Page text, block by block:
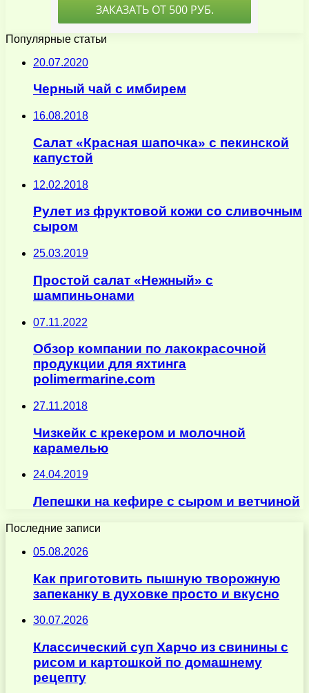
Популярные статьи
20.07.2020
Черный чай с имбирем
16.08.2018
Салат «Красная шапочка» с пекинской
капустой
12.02.2018
Рулет из фруктовой кожи со сливочным
сыром
25.03.2019
Простой салат «Нежный» с
шампиньонами
07.11.2022
Обзор компании по лакокрасочной
продукции для яхтинга
polimermarine.com
27.11.2018
Чизкейк с крекером и молочной
карамелью
24.04.2019
Лепешки на кефире с сыром и ветчиной
Последние записи
05.08.2026
Как приготовить пышную творожную
запеканку в духовке просто и вкусно
30.07.2026
Классический суп Харчо из свинины с
рисом и картошкой по домашнему
рецепту